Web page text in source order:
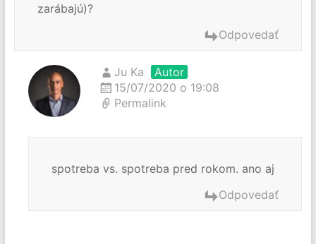
zarábajú)?
Odpovedať
Ju Ka
Autor
15/07/2020 o 19:08
Permalink
spotreba vs. spotreba pred rokom. ano aj
Odpovedať